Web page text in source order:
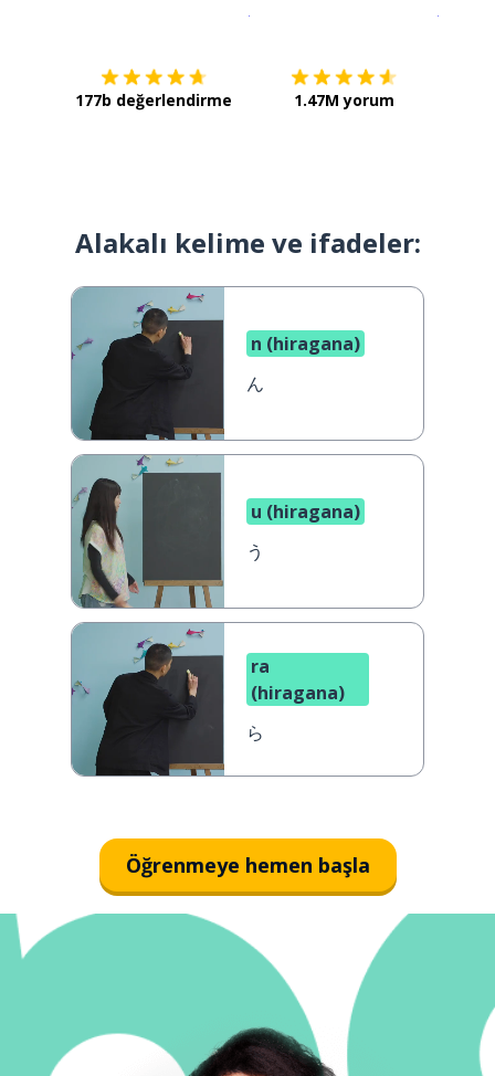
177b değerlendirme 1.47M yorum
Alakalı kelime ve ifadeler:
n (hiragana)
ん
u (hiragana)
う
ra
(hiragana)
ら
Öğrenmeye hemen başla